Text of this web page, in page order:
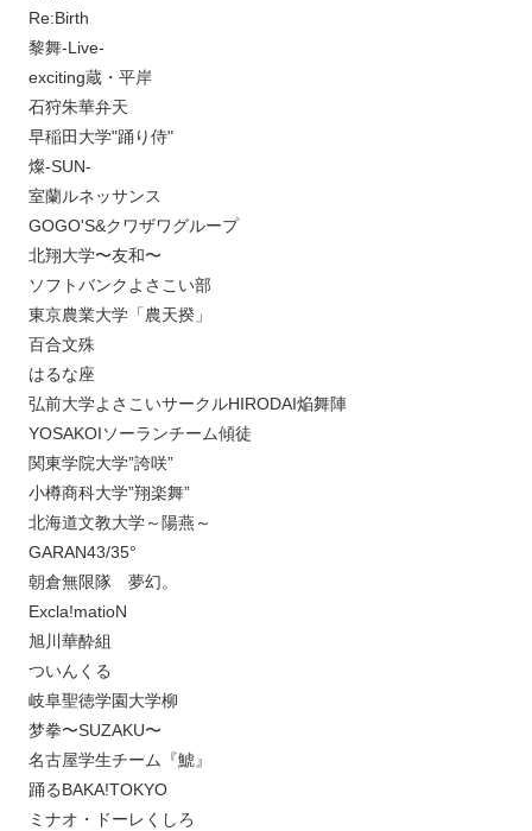
Re:Birth
黎舞-Live-
exciting蔵・平岸
石狩朱華弁天
早稲田大学"踊り侍"
燦-SUN-
室蘭ルネッサンス
GOGO'S&クワザワグループ
北翔大学〜友和〜
ソフトバンクよさこい部
東京農業大学「農天揆」
百合文殊
はるな座
弘前大学よさこいサークルHIRODAI焔舞陣
YOSAKOIソーランチーム傾徒
関東学院大学”誇咲”
小樽商科大学”翔楽舞”
北海道文教大学～陽燕～
GARAN43/35°
朝倉無限隊 夢幻。
Excla!matioN
旭川華酔組
ついんくる
岐阜聖徳学園大学柳
梦拳〜SUZAKU〜
名古屋学生チーム『鯱』
踊るBAKA!TOKYO
ミナオ・ドーレくしろ